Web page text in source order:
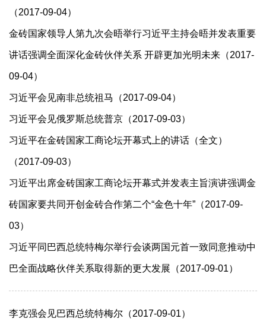
（2017-09-04）
金砖国家领导人第九次会晤举行习近平主持会晤并发表重要
讲话强调全面深化金砖伙伴关系 开辟更加光明未来（2017-
09-04）
习近平会见南非总统祖马（2017-09-04）
习近平会见俄罗斯总统普京（2017-09-03）
习近平在金砖国家工商论坛开幕式上的讲话（全文）
（2017-09-03）
习近平出席金砖国家工商论坛开幕式并发表主旨演讲强调金
砖国家要共同开创金砖合作第二个“金色十年”（2017-09-
03）
习近平同巴西总统特梅尔举行会谈两国元首一致同意推动中
巴全面战略伙伴关系取得新的更大发展（2017-09-01）
李克强会见巴西总统特梅尔（2017-09-01）